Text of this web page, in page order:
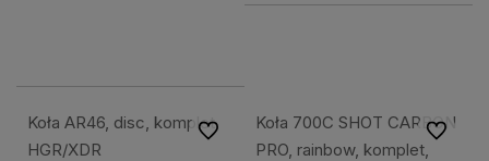
Koła AR46, disc, komplet,
HGR/XDR
Do ulubionychKoła 700C SHOT CARBON
PRO, rainbow, komplet,
Do